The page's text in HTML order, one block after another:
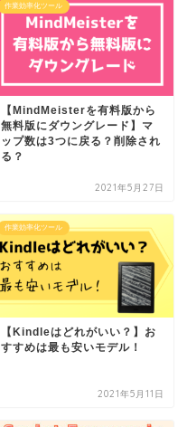
作業効率化ツール
【MindMeisterを有料版から
無料版にダウングレード】マ
ップ数は3つに戻る？削除され
る？
2021年5月27日
作業効率化ツール
【Kindleはどれがいい？】お
すすめは最も安いモデル！
2021年5月11日